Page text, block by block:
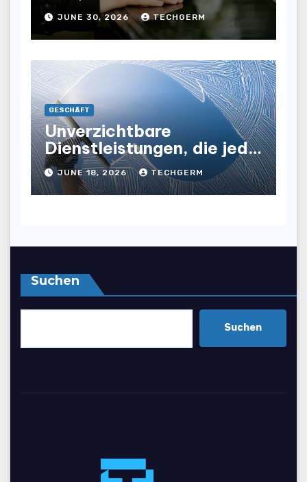
Abschiednahme für Ihre
Liebsten zu gestalten
JUNE 30, 2026 TECHGERM
GESCHÄFT
Unverzichtbare
Dienstleistungen, die jede
Gewerbeimmobilie
benötigt, um ihre Effizienz
und Attraktivität zu
JUNE 18, 2026 TECHGERM
Suchen
Suchen